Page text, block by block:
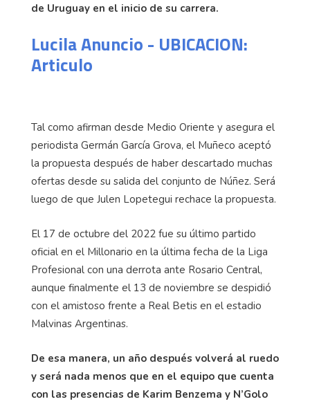
de Uruguay en el inicio de su carrera.
Lucila Anuncio - UBICACION:
Articulo
Tal como afirman desde Medio Oriente y asegura el
periodista Germán García Grova, el Muñeco aceptó
la propuesta después de haber descartado muchas
ofertas desde su salida del conjunto de Núñez. Será
luego de que Julen Lopetegui rechace la propuesta.
El 17 de octubre del 2022 fue su último partido
oficial en el Millonario en la última fecha de la Liga
Profesional con una derrota ante Rosario Central,
aunque finalmente el 13 de noviembre se despidió
con el amistoso frente a Real Betis en el estadio
Malvinas Argentinas.
De esa manera, un año después volverá al ruedo
y será nada menos que en el equipo que cuenta
con las presencias de Karim Benzema y N’Golo